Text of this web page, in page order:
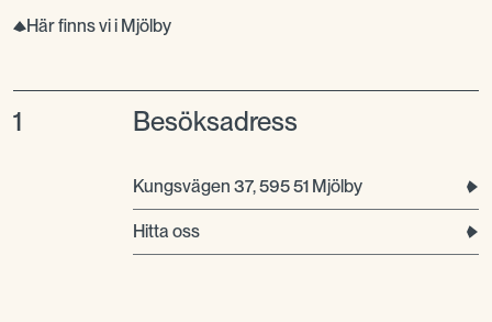
Här finns vi i Mjölby
1 Besöksadress
Kungsvägen 37, 595 51 Mjölby
Hitta oss